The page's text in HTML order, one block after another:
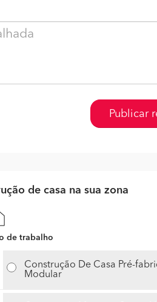
Publicar
de casa na sua zona
de trabalho
Construção De Casa Pré-
Modular